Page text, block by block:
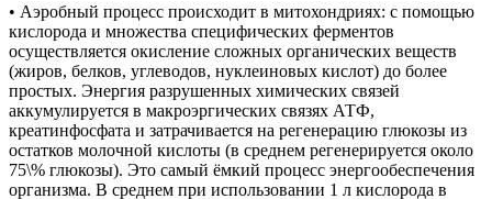
• Аэробный процесс происходит в митохондриях: с помощью
кислорода и множества специфических ферментов
осуществляется окисление сложных органических веществ
(жиров, белков, углеводов, нуклеиновых кислот) до более
простых. Энергия разрушенных химических связей
аккумулируется в макроэргических связях АТФ,
креатинфосфата и затрачивается на регенерацию глюкозы из
остатков молочной кислоты (в среднем регенерируется около
75\% глюкозы). Это самый ёмкий процесс энергообеспечения
организма. В среднем при использовании 1 л кислорода в